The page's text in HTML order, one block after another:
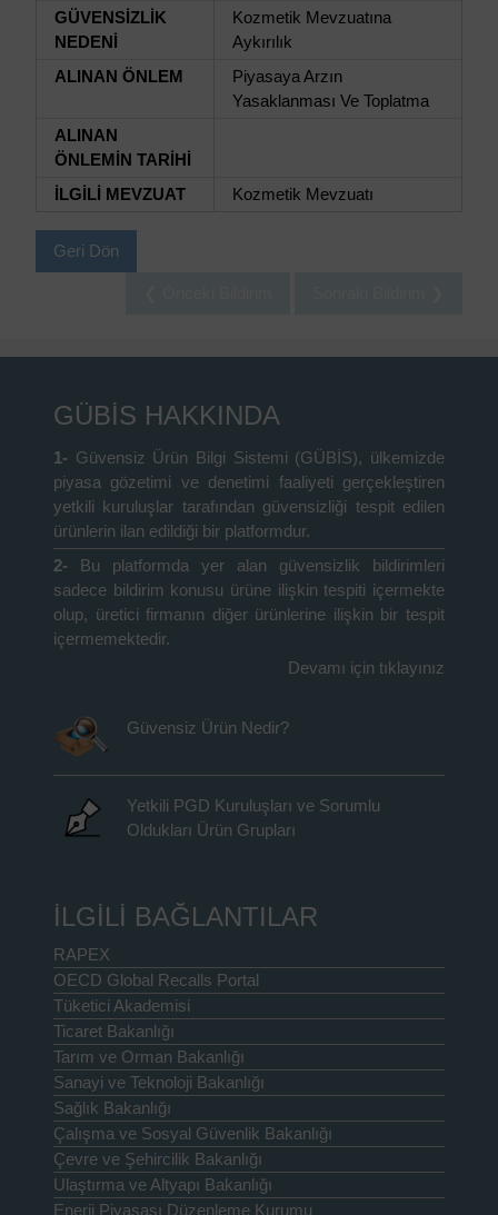
GÜVENSİZLİK
NEDENİ
Kozmetik Mevzuatına
Aykırılık
ALINAN ÖNLEM
Piyasaya Arzın
Yasaklanması Ve Toplatma
ALINAN
ÖNLEMİN TARİHİ
İLGİLİ MEVZUAT
Kozmetik Mevzuatı
Geri Dön
GÜBİS HAKKINDA
1- Güvensiz Ürün Bilgi Sistemi (GÜBİS), ülkemizde
piyasa gözetimi ve denetimi faaliyeti gerçekleştiren
yetkili kuruluşlar tarafından güvensizliği tespit edilen
ürünlerin ilan edildiği bir platformdur.
2-
Bu platformda yer alan güvensizlik bildirimleri
sadece bildirim konusu ürüne ilişkin tespiti içermekte
olup, üretici firmanın diğer ürünlerine ilişkin bir tespit
içermemektedir.
Devamı için tıklayınız
Güvensiz Ürün Nedir?
Yetkili PGD Kuruluşları ve Sorumlu
Oldukları Ürün Grupları
İLGİLİ BAĞLANTILAR
RAPEX
OECD Global Recalls Portal
Tüketici Akademisi
Ticaret Bakanlığı
Tarım ve Orman Bakanlığı
Sanayi ve Teknoloji Bakanlığı
Sağlık Bakanlığı
Çalışma ve Sosyal Güvenlik Bakanlığı
Çevre ve Şehircilik Bakanlığı
Ulaştırma ve Altyapı Bakanlığı
Enerji Piyasası Düzenleme Kurumu